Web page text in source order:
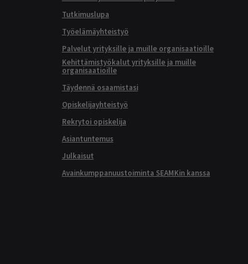
Tutkimuslupa
Työelämäyhteistyö
Palvelut yrityksille ja muille organisaatioille
Kehittämistyökalut yrityksille ja muille
organisaatioille
Täydennä osaamistasi
Opiskelijayhteistyö
Rekrytoi opiskelija
Asiantuntemus
Julkaisut
Avainkumppanuustoiminta SEAMKin kanssa